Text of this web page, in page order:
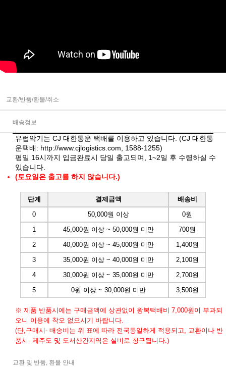
교환/반품/환불/취소
배송정보
유럽악기는 CJ 대한통운 택배를 이용하고 있습니다. (CJ 대한통
운택배: http://www.cjlogistics.com, 1588-1255)
평일 16시까지 입금완료시 당일 출고되며, 1~2일 후 수령하실 수
있습니다.
(토요일은 출고를 하지 않습니다.)
단계 결제금액
배송비
0
50,000원 이상
0원
1
45,000원 이상 ~ 50,000원 미만
700원
2
40,000원 이상 ~ 45,000원 미만
1,400원
3
35,000원 이상 ~ 40,000원 미만
2,100원
4
30,000원 이상 ~ 35,000원 미만
2,700원
5
0원 이상 ~ 30,000원 미만 3,500원
※ 제품 반품시에는 구매금액에 상관없이 왕복택배비 7,000원이 부과되
오니 이용에 착오 없으시기 바랍니다.
(단,구매시- 배송비는 위 표에 따라 전국동일하게 적용되고, 교환이나 반
품시- 제주도 및 도서산간지역은 실비로 청구됩니다.)
교환 및 반품, 환불 안내